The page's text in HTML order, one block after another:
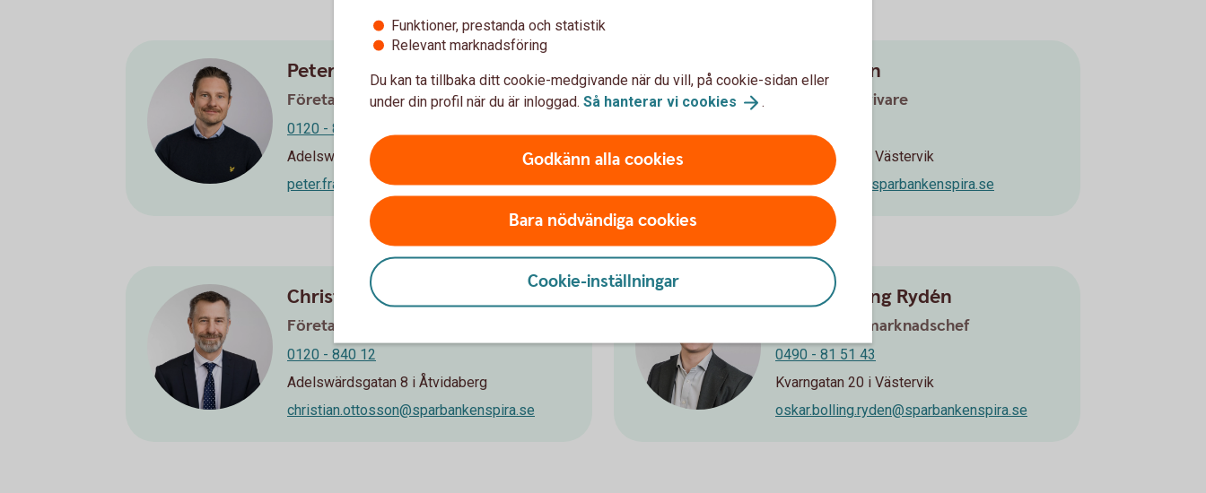
Peter Fransson
Företagsrådgivare
0120 - 840 09
Adelswärdsgatan 8 i Åtvidaberg
peter.fransson@sparbankenspira.se
Pål Eriksson
Företagsrådgivare
Kvarngatan 20 i Västervik
paal.eriksson@sparbankenspira.se
Christian Ottosson
Företagsmarknadschef/Vice VD
0120 - 840 12
Adelswärdsgatan 8 i Åtvidaberg
christian.ottosson@sparbankenspira.se
Oskar Bolling Rydén
Stf Företagsmarknadschef
0490 - 81 51 43
Kvarngatan 20 i Västervik
oskar.bolling.ryden@sparbankenspira.se
Funktioner, prestanda och statistik
Relevant marknadsföring
Du kan ta tillbaka ditt cookie-medgivande när du vill, på cookie-sidan eller
under din profil när du är inloggad. Så hanterar vi cookies .
Godkänn alla cookies
Bara nödvändiga cookies
Cookie-inställningar